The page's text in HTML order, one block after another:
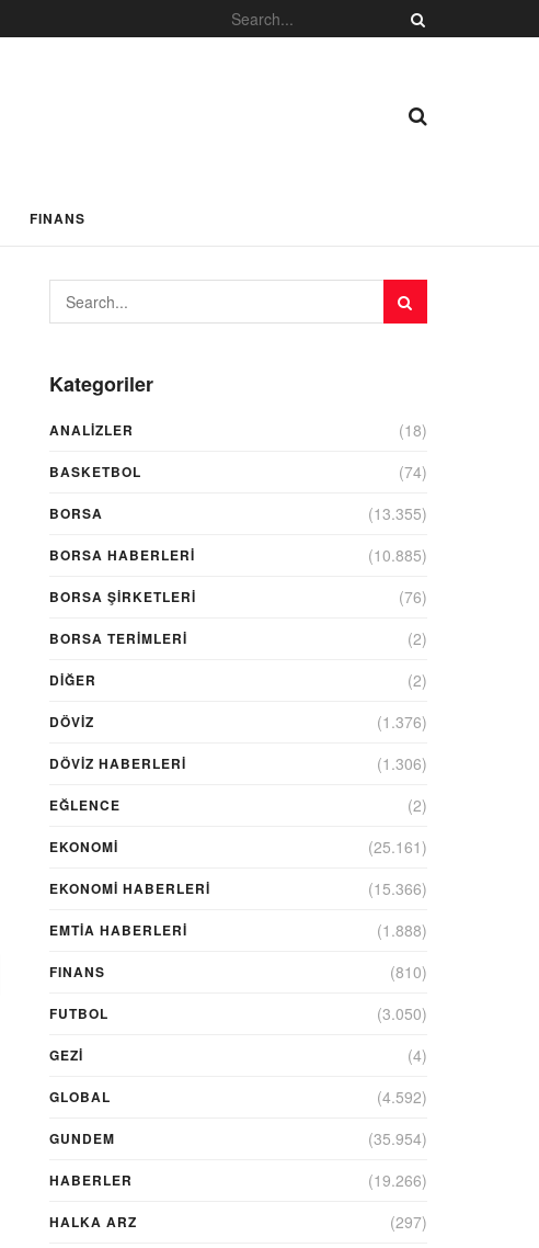
FINANS
Kategoriler
ANALIZLER (18)
BASKETBOL (74)
BORSA (13.355)
BORSA HABERLERI (10.885)
BORSA ŞIRKETLERI (76)
BORSA TERIMLERI (2)
DIĞER (2)
DÖVİZ (1.376)
DÖVIZ HABERLERI (1.306)
EĞLENCE (2)
EKONOMİ (25.161)
EKONOMI HABERLERI (15.366)
EMTIA HABERLERI (1.888)
FINANS (810)
FUTBOL (3.050)
GEZI (4)
GLOBAL (4.592)
GUNDEM (35.954)
HABERLER (19.266)
HALKA ARZ (297)